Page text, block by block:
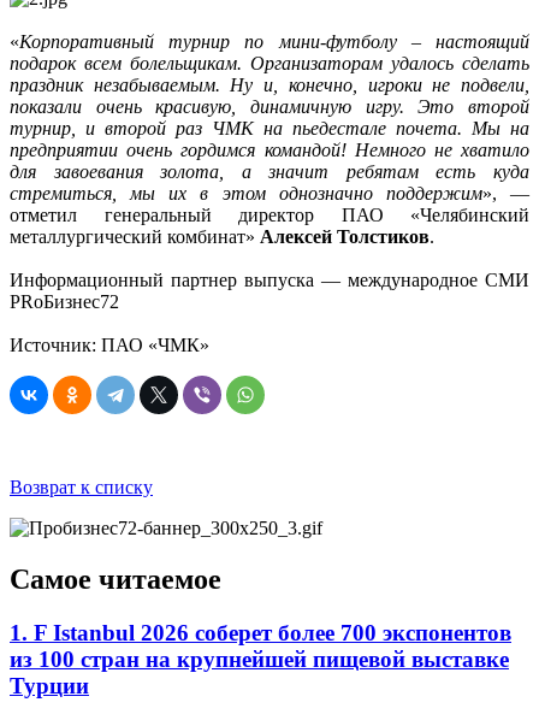
«Корпоративный турнир по мини-футболу – настоящий
подарок всем болельщикам. Организаторам удалось сделать
праздник незабываемым. Ну и, конечно, игроки не подвели,
показали очень красивую, динамичную игру. Это второй
турнир, и второй раз ЧМК на пьедестале почета. Мы на
предприятии очень гордимся командой! Немного не хватило
для завоевания золота, а значит ребятам есть куда
стремиться, мы их в этом однозначно поддержим», —
отметил генеральный директор ПАО «Челябинский
металлургический комбинат» Алексей Толстиков.
Информационный партнер выпуска — международное СМИ
PRоБизнес72
Источник: ПАО «ЧМК»
Возврат к списку
Самое читаемое
1. F Istanbul 2026 соберет более 700 экспонентов
из 100 стран на крупнейшей пищевой выставке
Турции